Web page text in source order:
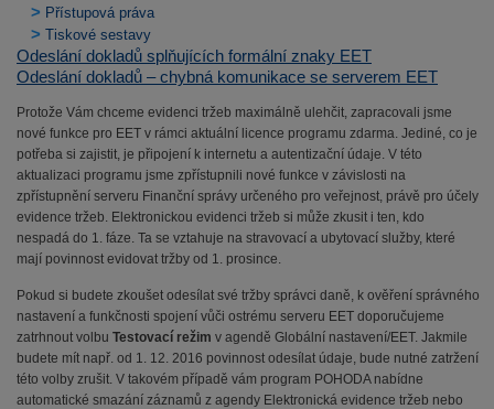
> Přístupová práva
> Tiskové sestavy
Odeslání dokladů splňujících formální znaky EET
Odeslání dokladů – chybná komunikace se serverem EET
Protože Vám chceme evidenci tržeb maximálně ulehčit, zapracovali jsme
nové funkce pro EET v rámci aktuální licence programu zdarma. Jediné, co je
potřeba si zajistit, je připojení k internetu a autentizační údaje. V této
aktualizaci programu jsme zpřístupnili nové funkce v závislosti na
zpřístupnění serveru Finanční správy určeného pro veřejnost, právě pro účely
evidence tržeb. Elektronickou evidenci tržeb si může zkusit i ten, kdo
nespadá do 1. fáze. Ta se vztahuje na stravovací a ubytovací služby, které
mají povinnost evidovat tržby od 1. prosince.
Pokud si budete zkoušet odesílat své tržby správci daně, k ověření správného
nastavení a funkčnosti spojení vůči ostrému serveru EET doporučujeme
zatrhnout volbu Testovací režim v agendě Globální nastavení/EET. Jakmile
budete mít např. od 1. 12. 2016 povinnost odesílat údaje, bude nutné zatržení
této volby zrušit. V takovém případě vám program POHODA nabídne
automatické smazání záznamů z agendy Elektronická evidence tržeb nebo